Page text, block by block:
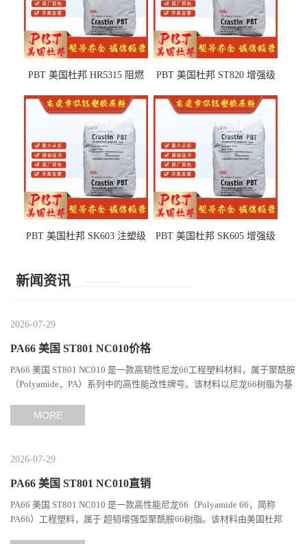
PBT 美国杜邦 HR5315 阻燃
部件
PBT 美国杜邦 ST820 增强级
PBT 美国杜邦 SK603 注塑级
PBT 美国杜邦 SK605 增强级
新闻资讯
2026-07-29
PA66 美国 ST801 NC010价格
PA66 美国 ST801 NC010 是一款高韧性尼龙66工程塑料材料，属于聚酰胺
（Polyamide，PA）系列中的高性能改性牌号。该材料以尼龙66树脂为基
MORE
2026-07-29
PA66 美国 ST801 NC010直销
PA66 美国 ST801 NC010 是一款高性能尼龙66（Polyamide 66，简称
PA66）工程塑料，属于 超韧增强型聚酰胺66树脂。该材料由美国杜邦